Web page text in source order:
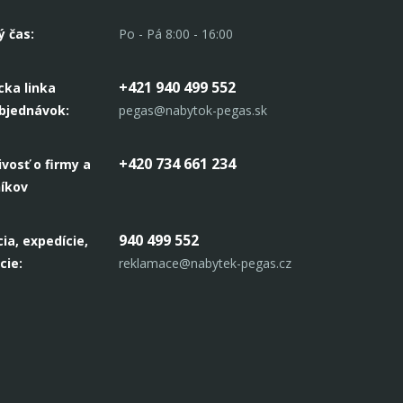
čas: Po - Pá 8:00 - 16:00
linka
+421 940 499 552
pegas@nabytok-pegas.sk
o firmy a
+420 734 661 234
expedície,
940 499 552
reklamace@nabytek-pegas.cz